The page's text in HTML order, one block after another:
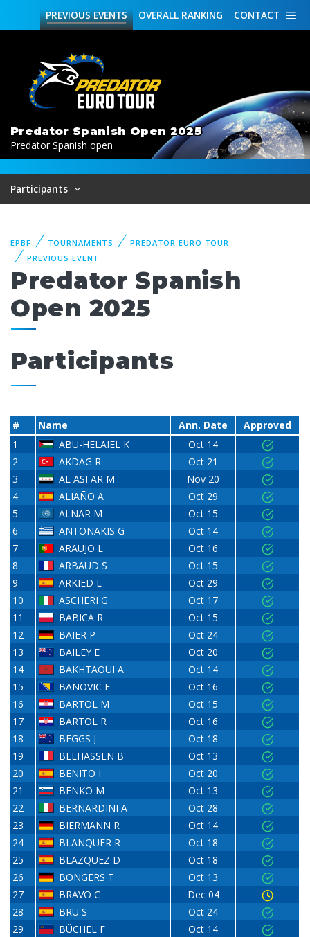
CONTACT
OVERALL RANKING
PREVIOUSEVENTS
Predator Spanish Open 2025
Predator Spanish open
Participants
EPBF TOURNAMENTS
PREDATOR EURO TOUR
PREVIOUS EVENT
Predator Spanish
Open 2025
Participants
# Name Ann. Date
Approved
1
ABU-HELAIEL K
Oct 14
2
AKDAG R
Oct 21
3
AL ASFAR M
Nov 20
4
ALIAÑO A
Oct 29
5
ALNAR M
Oct 15
6
ANTONAKIS G
Oct 14
7
ARAUJO L
Oct 16
8
ARBAUD S
Oct 15
9
ARKIED L
Oct 29
10
ASCHERI G
Oct 17
11
BABICA R
Oct 15
12
BAIER P
Oct 24
13
BAILEY E
Oct 20
14
BAKHTAOUI A
Oct 14
15
BANOVIC E
Oct 16
16
BARTOL M
Oct 15
17
BARTOL R
Oct 16
18
BEGGS J
Oct 18
19
BELHASSEN B
Oct 13
20
BENITO I
Oct 20
21
BENKO M
Oct 13
22
BERNARDINI A
Oct 28
23
BIERMANN R
Oct 14
24
BLANQUER R
Oct 18
25
BLAZQUEZ D
Oct 18
26
BONGERS T
Oct 13
27
BRAVO C
Dec 04
28
BRU S
Oct 24
29
BÜCHEL F
Oct 14